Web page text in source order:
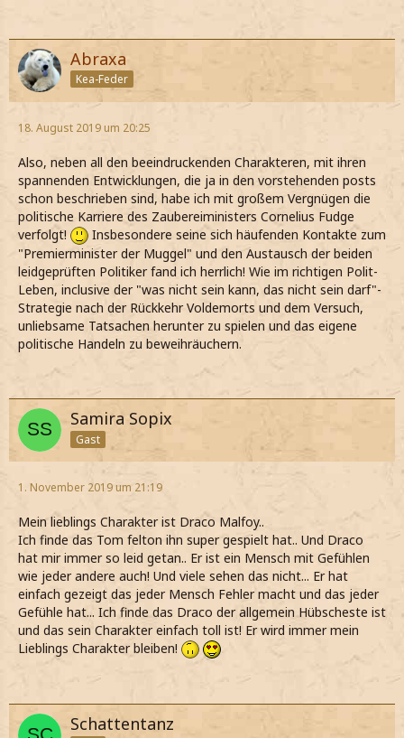
Abraxa
Kea-Feder
18. August 2019 um 20:25
Also, neben all den beeindruckenden Charakteren, mit ihren
spannenden Entwicklungen, die ja in den vorstehenden posts
schon beschrieben sind, habe ich mit großem Vergnügen die
politische Karriere des Zaubereiministers Cornelius Fudge
verfolgt!
Insbesondere seine sich häufenden Kontakte zum
"Premierminister der Muggel" und den Austausch der beiden
leidgeprüften Politiker fand ich herrlich! Wie im richtigen Polit-
Leben, inclusive der "was nicht sein kann, das nicht sein darf"-
Strategie nach der Rückkehr Voldemorts und dem Versuch,
unliebsame Tatsachen herunter zu spielen und das eigene
politische Handeln zu beweihräuchern.
Samira Sopix
Gast
1. November 2019 um 21:19
Mein lieblings Charakter ist Draco Malfoy..
Ich finde das Tom felton ihn super gespielt hat.. Und Draco
hat mir immer so leid getan.. Er ist ein Mensch mit Gefühlen
wie jeder andere auch! Und viele sehen das nicht... Er hat
einfach gezeigt das jeder Mensch Fehler macht und das jeder
Gefühle hat... Ich finde das Draco der allgemein Hübscheste ist
und das sein Charakter einfach toll ist! Er wird immer mein
Lieblings Charakter bleiben!
Schattentanz